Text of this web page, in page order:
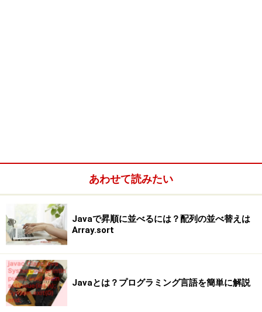
ごく簡単なサンプルをあげておきましょう。ここでは、
を組み込んでいます。JTableの使い方としてはもっとも
基本的なものといえるでしょう。
JTableのもっとも単純な利用の仕方は、「表の縦横の行
数、列数を指定してインスタンスを作る」という方法で
す。JTableはテーブルを表示するものですから、表示す
るテーブルの行数、列数がわからないとどうしようもあ
あわせて読みたい
Javaで昇順に並べるには？配列の並べ替えは
Array.sort
Javaとは？プログラミング言語を簡単に解説